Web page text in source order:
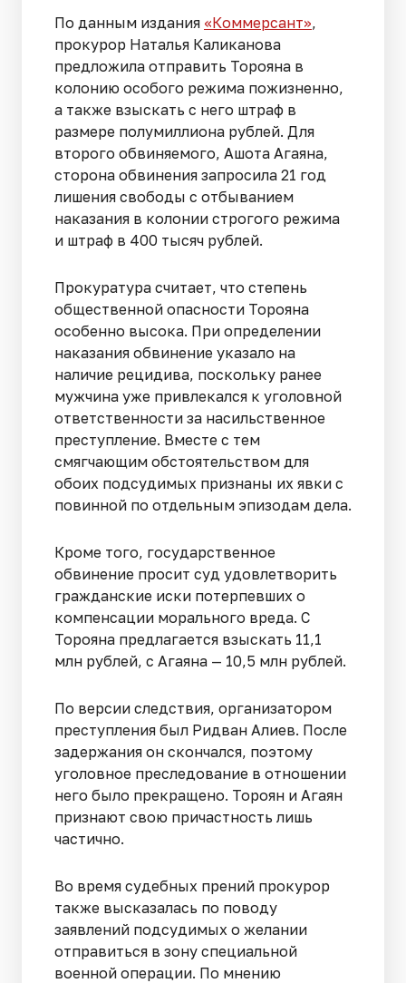
По данным издания «Коммерсант»,
прокурор Наталья Каликанова
предложила отправить Торояна в
колонию особого режима пожизненно,
а также взыскать с него штраф в
размере полумиллиона рублей. Для
второго обвиняемого, Ашота Агаяна,
сторона обвинения запросила 21 год
лишения свободы с отбыванием
наказания в колонии строгого режима
и штраф в 400 тысяч рублей.
Прокуратура считает, что степень
общественной опасности Торояна
особенно высока. При определении
наказания обвинение указало на
наличие рецидива, поскольку ранее
мужчина уже привлекался к уголовной
ответственности за насильственное
преступление. Вместе с тем
смягчающим обстоятельством для
обоих подсудимых признаны их явки с
повинной по отдельным эпизодам дела.
Кроме того, государственное
обвинение просит суд удовлетворить
гражданские иски потерпевших о
компенсации морального вреда. С
Торояна предлагается взыскать 11,1
млн рублей, с Агаяна — 10,5 млн рублей.
По версии следствия, организатором
преступления был Ридван Алиев. После
задержания он скончался, поэтому
уголовное преследование в отношении
него было прекращено. Тороян и Агаян
признают свою причастность лишь
частично.
Во время судебных прений прокурор
также высказалась по поводу
заявлений подсудимых о желании
отправиться в зону специальной
военной операции. По мнению